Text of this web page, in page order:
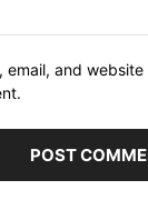
email, and